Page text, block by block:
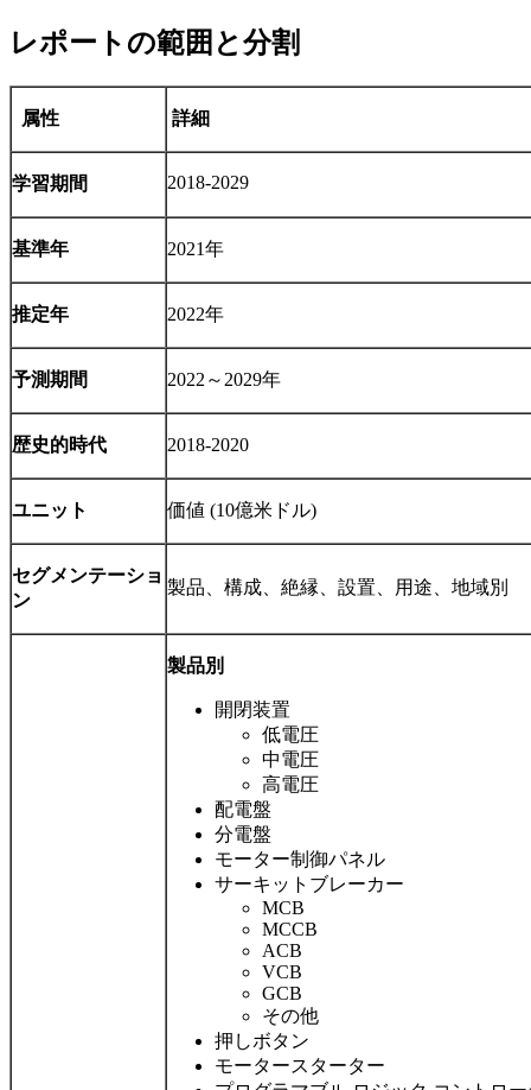
レポートの範囲と分割
属性 詳細
学習期間 2018-2029
基準年 2021年
推定年 2022年
予測期間 2022～2029年
歴史的時代 2018-2020
ユニット 価値 (10億米ドル)
セグメンテーショ
ン
製品、構成、絶縁、設置、用途、地域別
製品別
開閉装置
低電圧
中電圧
高電圧
配電盤
分電盤
モーター制御パネル
サーキットブレーカー
MCB
MCCB
ACB
VCB
GCB
その他
押しボタン
モータースターター